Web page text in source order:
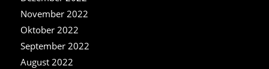
November 2022
Oktober 2022
September 2022
August 2022